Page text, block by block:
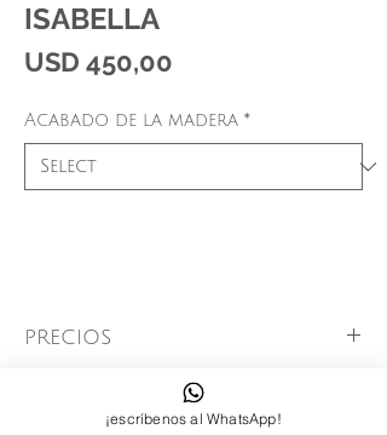
ISABELLA
USD 450,00
Acabado de la madera *
PRECIOS
$450.0 USD Madera Pardillo o
teñido nogal
¡escríbenos al WhatsApp!